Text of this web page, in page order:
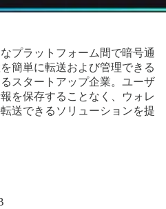
プラットフォーム間で暗号通
簡単に転送および管理できる
スタートアップ企業。ユーザ
を保存することなく、ウォレ
送できるソリューションを提